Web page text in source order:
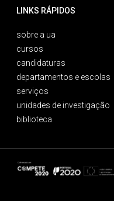
LINKS RÁPIDOS
sobre a ua
cursos
candidaturas
departamentos e escolas
serviços
unidades de investigação
biblioteca